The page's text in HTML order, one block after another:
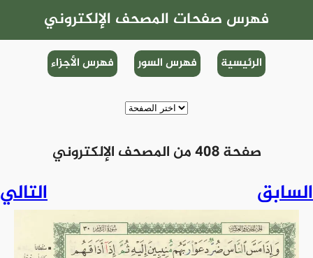
فهرس صفحات المصحف الإلكتروني
فهرس الأجزاء فهرس السور الرئيسية
صفحة 408 من المصحف الإلكتروني
التالي السابق